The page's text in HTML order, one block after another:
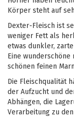
Körper steht auf
Dexter-Fleisch ist
weniger Fett als
etwas dunkler,
Eine
schönen feinen
Die Fleischqualität
der Aufzucht und
Abhängen, die
Verarbeitung zu